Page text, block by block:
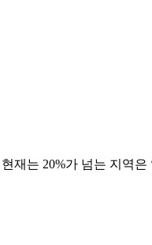
는 20%가 넘는 지역